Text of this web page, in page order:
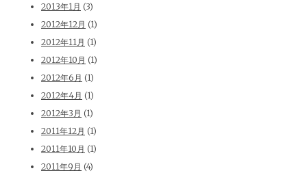
2013年1月 (3)
2012年12月 (1)
2012年11月 (1)
2012年10月 (1)
2012年6月 (1)
2012年4月 (1)
2012年3月 (1)
2011年12月 (1)
2011年10月 (1)
2011年9月 (4)